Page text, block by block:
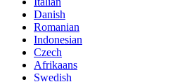
Danish
Romanian
Indonesian
Czech
Afrikaans
Swedish